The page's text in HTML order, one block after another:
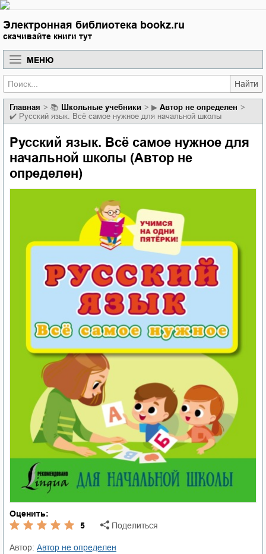
Электронная библиотека bookz.ru
скачивайте книги тут
МЕНЮ
Найти
Главная 📚 школьные учебники ▶ Автор не определен
✔️ Русский язык. Всё самое нужное для начальной школы
Русский язык. Всё самое нужное для
начальной школы (Автор не
определен)
Оценить:
5
Поделиться
Автор:
Автор не определен